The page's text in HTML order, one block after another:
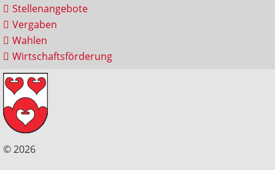
Stellenangebote
Vergaben
Wahlen
Wirtschaftsförderung
© 2026